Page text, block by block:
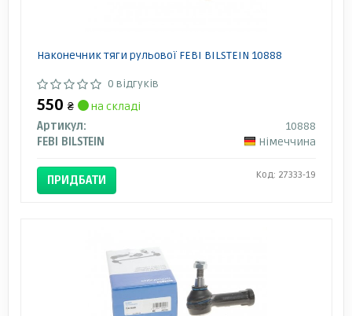
Наконечник тяги рульової FEBI BILSTEIN 10888
0 відгуків
550 ₴
на складі
Артикул:
10888
FEBI BILSTEIN
Німеччина
ПРИДБАТИ Код: 27333-19